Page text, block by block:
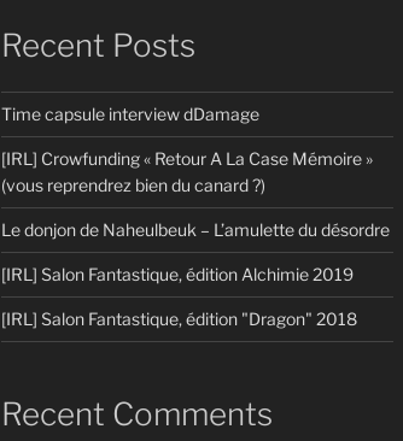
Recent Posts
Time capsule interview dDamage
[IRL] Crowfunding « Retour A La Case Mémoire »
(vous reprendrez bien du canard ?)
Le donjon de Naheulbeuk – L’amulette du désordre
[IRL] Salon Fantastique, édition Alchimie 2019
[IRL] Salon Fantastique, édition "Dragon" 2018
Recent Comments